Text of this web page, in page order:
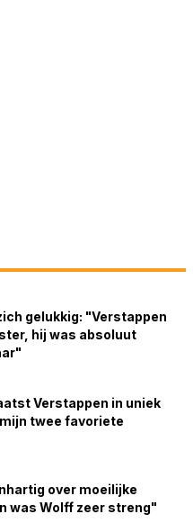
gelukkig: "Verstappen
hij was absoluut
Verstappen in uniek
twee favoriete
over moeilijke
was Wolff zeer streng"